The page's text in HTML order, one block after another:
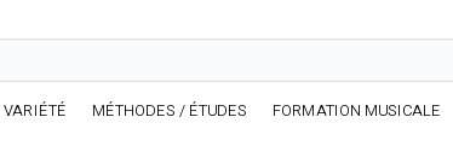
VARIÉTÉ MÉTHODES / ÉTUDES FORMATION MUSICALE